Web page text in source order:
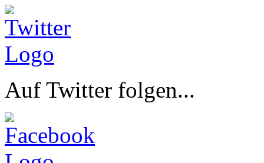
Auf Twitter folgen...